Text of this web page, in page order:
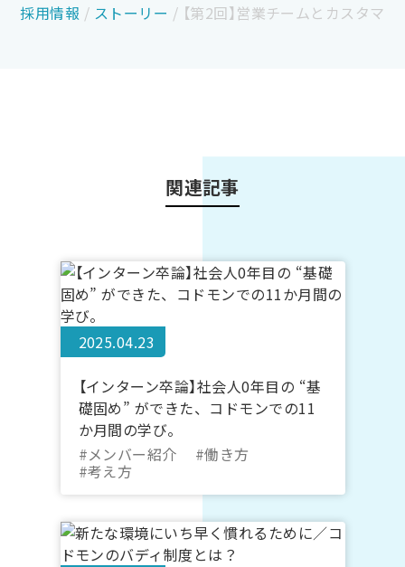
採用情報 / ストーリー / 【第2回】営業チームとカスタマ
関連記事
2025.04.23
【インターン卒論】社会人0年目の “基
礎固め” ができた、コドモンでの11
か月間の学び。
#メンバー紹介
#働き方
#考え方